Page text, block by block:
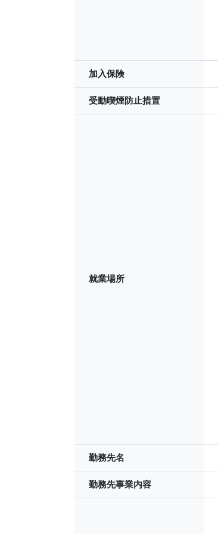
加入保険
受動喫煙防止措置
就業場所
勤務先名
勤務先事業内容